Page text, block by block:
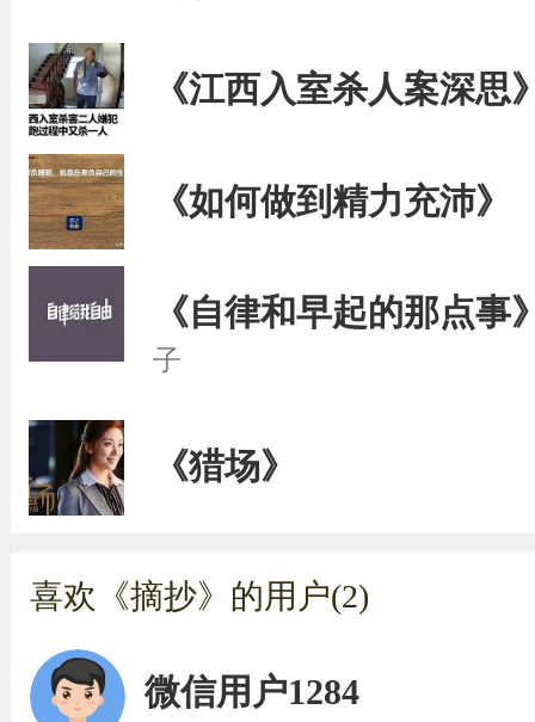
《江西入室杀人案深思
《如何做到精力充沛》
《自律和早起的那点事
子
《猎场》
喜欢《摘抄》的用户(2)
微信用户1284